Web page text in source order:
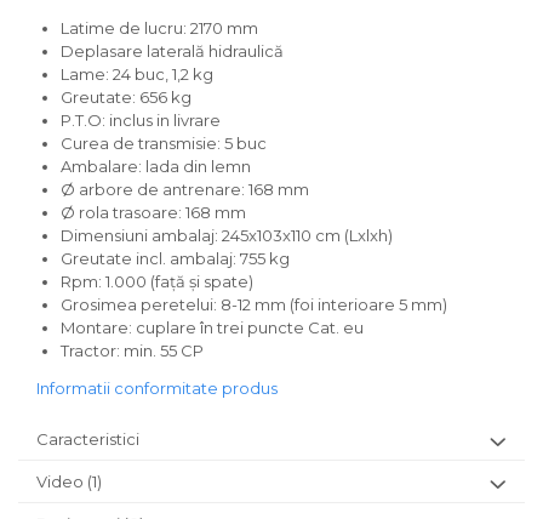
Latime de lucru: 2170 mm
Deplasare laterală hidraulică
Lame: 24 buc, 1,2 kg
Greutate: 656 kg
P.T.O: inclus in livrare
Curea de transmisie: 5 buc
Ambalare: lada din lemn
Ø arbore de antrenare: 168 mm
Ø rola trasoare: 168 mm
Dimensiuni ambalaj: 245x103x110 cm (Lxlxh)
Greutate incl. ambalaj: 755 kg
Rpm: 1.000 (față și spate)
Grosimea peretelui: 8-12 mm (foi interioare 5 mm)
Montare: cuplare în trei puncte Cat. eu
Tractor: min. 55 CP
Informatii conformitate produs
Caracteristici
Video (1)